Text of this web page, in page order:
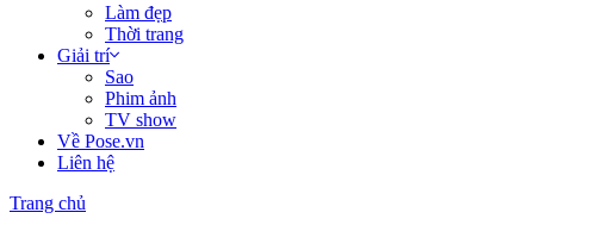
Làm đẹp
Thời trang
Giải trí
Sao
Phim ảnh
TV show
Về Pose.vn
Liên hệ
Trang chủ